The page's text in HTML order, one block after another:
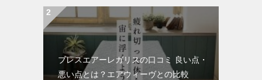
ブレスエアーレガリスの口コミ 良い点・
悪い点とは？エアウィーヴとの比較